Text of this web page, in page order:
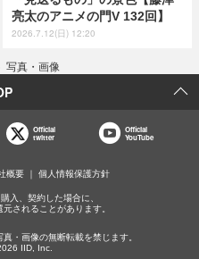
亮太のアニメの門V 132回】
2026.7.12(日) 12:20
写真・画像
Official
twitter
Official
YouTube
概要 個人情報保護方針
入、契約した場合に、
されることがあります。
・画像の無断転載を禁じます。
IID, Inc.